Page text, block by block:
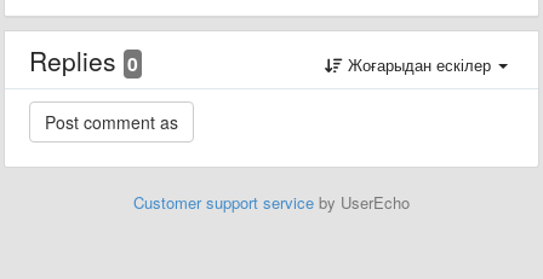
Replies 0 Жоғарыдан ескілер
Customer support service by UserEcho